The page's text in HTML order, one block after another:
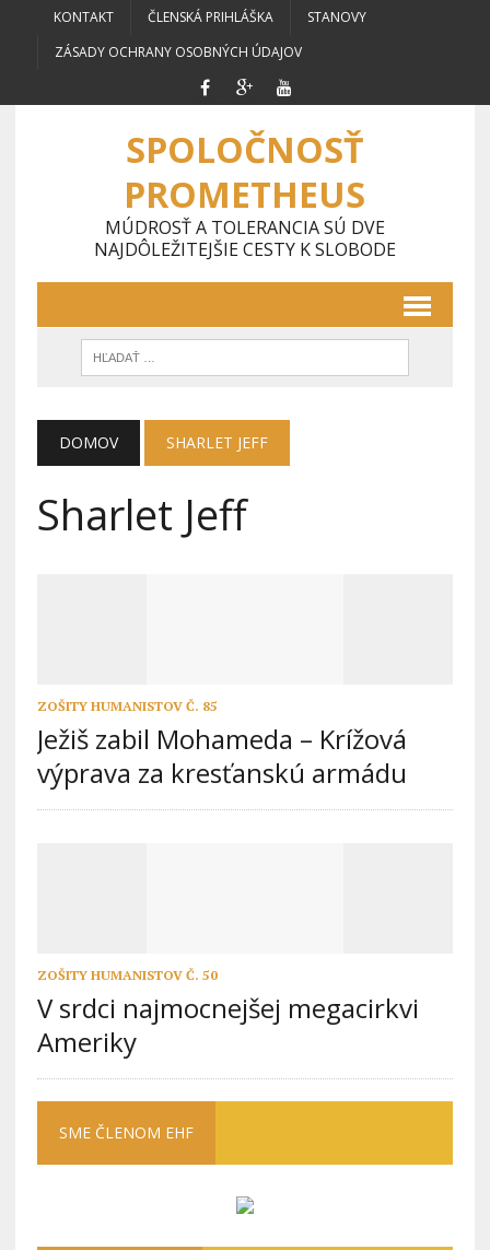
KONTAKT ČLENSKÁ PRIHLÁŠKA
STANOVY
ZÁSADY OCHRANY OSOBNÝCH ÚDAJOV
SPOLOČNOSŤ
PROMETHEUS
MÚDROSŤ A TOLERANCIA SÚ DVE
NAJDÔLEŽITEJŠIE CESTY K SLOBODE
DOMOV SHARLET JEFF
Sharlet Jeff
ZOŠITY HUMANISTOV Č. 85
Ježiš zabil Mohameda – Krížová
výprava za kresťanskú armádu
ZOŠITY HUMANISTOV Č. 50
V srdci najmocnejšej megacirkvi
Ameriky
SME ČLENOM EHF